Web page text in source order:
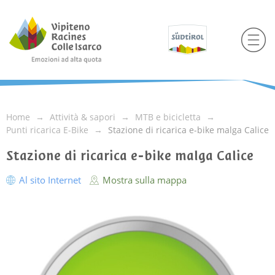
Home Attività & sapori
MTB e bicicletta
Punti ricarica E-Bike
Stazione di ricarica e-bike malga Calice
Stazione di ricarica e-bike malga Calice
Al sito Internet Mostra sulla mappa